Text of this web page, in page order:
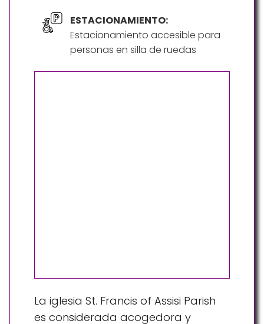
ESTACIONAMIENTO:
Estacionamiento accesible para
personas en silla de ruedas
La iglesia St. Francis of Assisi Parish
es considerada acogedora y